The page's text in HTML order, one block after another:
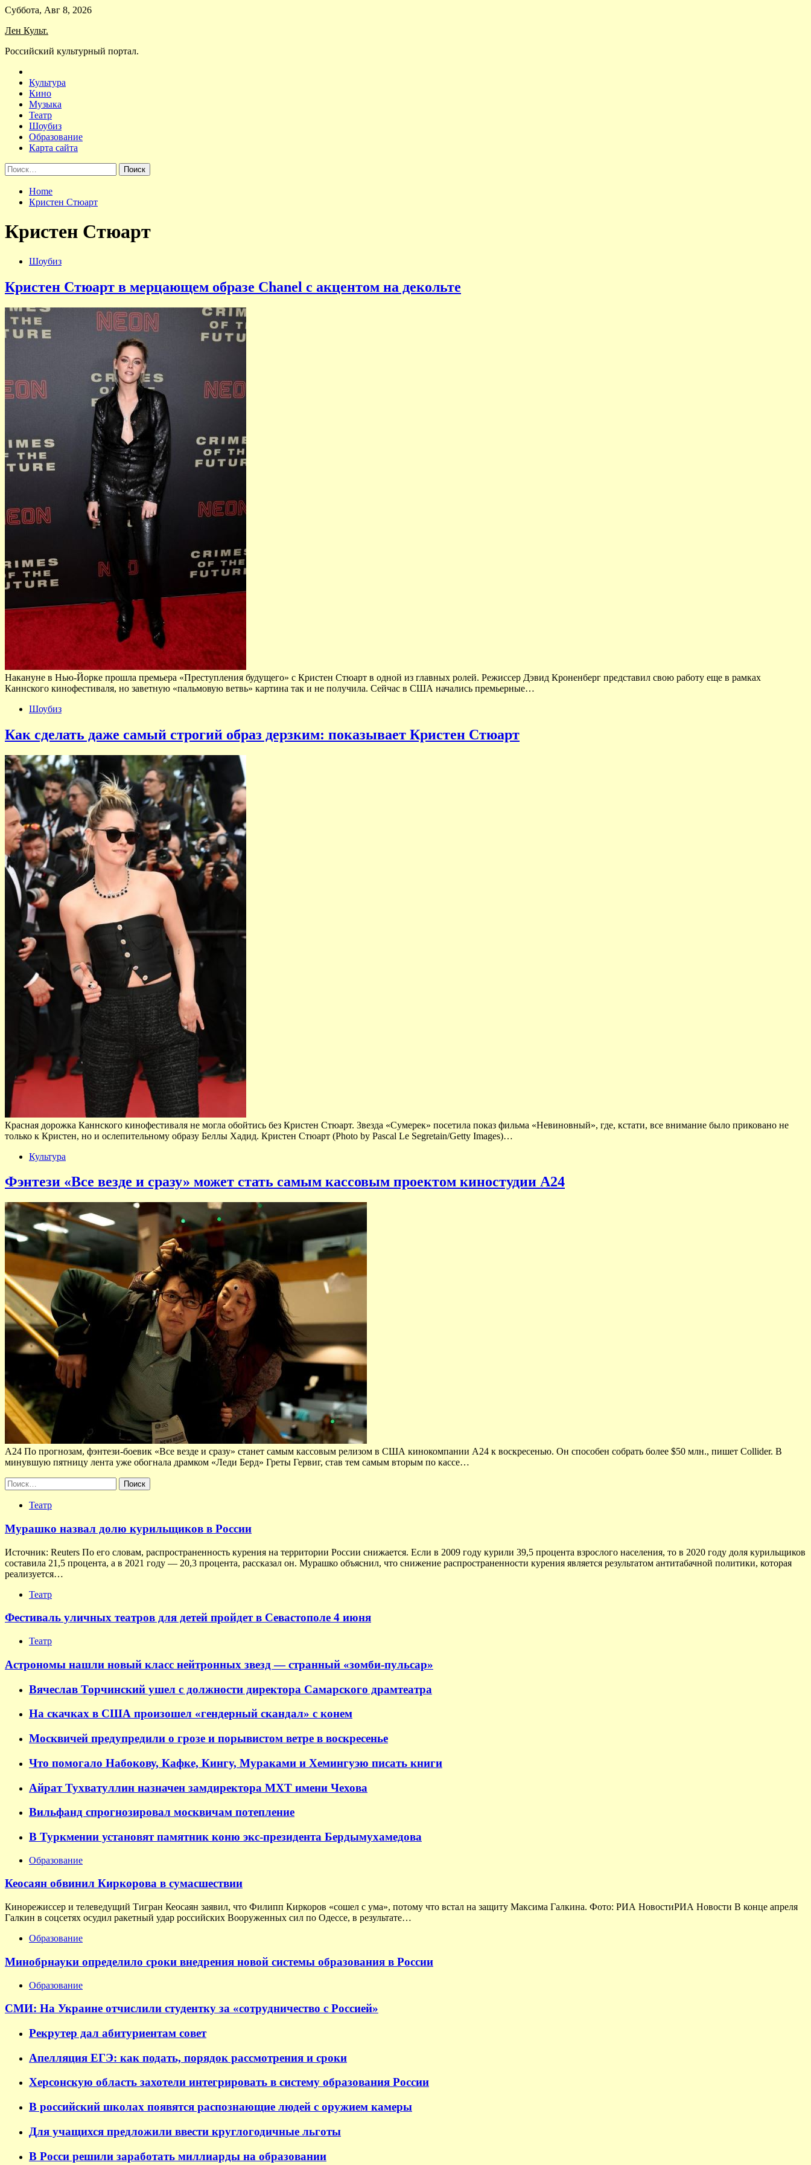
Skip
content
Суббота, Авг 8, 2026
Лен Культ.
Российский культурный портал.
Культура
Кино
Музыка
Театр
Шоубиз
Образование
Карта сайта
Найти:
Home
Кристен Стюарт
Кристен Стюарт
Шоубиз
Кристен Стюарт в мерцающем образе Chanel c акцентом на декольте
Накануне в Нью-Йорке прошла премьера «Преступления будущего» с Кристен Стюарт в одной из главных ролей. Режиссер Дэвид Кроненберг представил свою работу еще в рамках
Каннского кинофестиваля, но заветную «пальмовую ветвь» картина так и не получила. Сейчас в США начались премьерные…
Шоубиз
Как сделать даже самый строгий образ дерзким: показывает Кристен Стюарт
Красная дорожка Каннского кинофестиваля не могла обойтись без Кристен Стюарт. Звезда «Сумерек» посетила показ фильма «Невиновный», где, кстати, все внимание было приковано не
только к Кристен, но и ослепительному образу Беллы Хадид. Кристен Стюарт (Photo by Pascal Le Segretain/Getty Images)…
Культура
Фэнтези «Все везде и сразу» может стать самым кассовым проектом киностудии А24
А24 По прогнозам, фэнтези-боевик «Все везде и сразу» станет самым кассовым релизом в США кинокомпании A24 к воскресенью. Он способен собрать более $50 млн., пишет Collider. В
минувшую пятницу лента уже обогнала драмком «Леди Берд» Греты Гервиг, став тем самым вторым по кассе…
Найти:
Театр
Мурашко назвал долю курильщиков в России
Источник: Reuters По его словам, распространенность курения на территории России снижается. Если в 2009 году курили 39,5 процента взрослого населения, то в 2020 году доля курильщиков
составила 21,5 процента, а в 2021 году — 20,3 процента, рассказал он. Мурашко объяснил, что снижение распространенности курения является результатом антитабачной политики, которая
реализуется…
Театр
Фестиваль уличных театров для детей пройдет в Севастополе 4 июня
Театр
Астрономы нашли новый класс нейтронных звезд — странный «зомби-пульсар»
Вячеслав Торчинский ушел с должности директора Самарского драмтеатра
На скачках в США произошел «гендерный скандал» с конем
Москвичей предупредили о грозе и порывистом ветре в воскресенье
Что помогало Набокову, Кафке, Кингу, Мураками и Хемингуэю писать книги
Айрат Тухватуллин назначен замдиректора МХТ имени Чехова
Вильфанд спрогнозировал москвичам потепление
В Туркмении установят памятник коню экс-президента Бердымухамедова
Образование
Кеосаян обвинил Киркорова в сумасшествии
Кинорежиссер и телеведущий Тигран Кеосаян заявил, что Филипп Киркоров «сошел с ума», потому что встал на защиту Максима Галкина. Фото: РИА НовостиРИА Новости В конце апреля
Галкин в соцсетях осудил ракетный удар российских Вооруженных сил по Одессе, в результате…
Образование
Минобрнауки определило сроки внедрения новой системы образования в России
Образование
СМИ: На Украине отчислили студентку за «сотрудничество с Россией»
Рекрутер дал абитуриентам совет
Апелляция ЕГЭ: как подать, порядок рассмотрения и сроки
Херсонскую область захотели интегрировать в систему образования России
В российский школах появятся распознающие людей с оружием камеры
Для учащихся предложили ввести круглогодичные льготы
В Росси решили заработать миллиарды на образовании